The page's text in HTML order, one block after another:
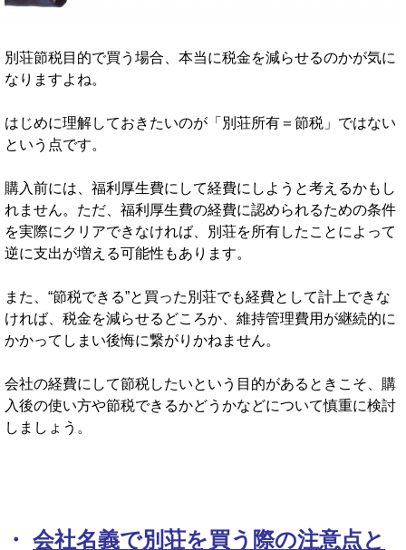
別荘節税目的で買う場合、本当に税金を減らせるのかが気に
なりますよね。
はじめに理解しておきたいのが「別荘所有＝節税」ではない
という点です。
購入前には、福利厚生費にして経費にしようと考えるかもし
れません。ただ、福利厚生費の経費に認められるための条件
を実際にクリアできなければ、別荘を所有したことによって
逆に支出が増える可能性もあります。
また、“節税できる”と買った別荘でも経費として計上できな
ければ、税金を減らせるどころか、維持管理費用が継続的に
かかってしまい後悔に繋がりかねません。
会社の経費にして節税したいという目的があるときこそ、購
入後の使い方や節税できるかどうかなどについて慎重に検討
しましょう。
・ 会社名義で別荘を買う際の注意点と